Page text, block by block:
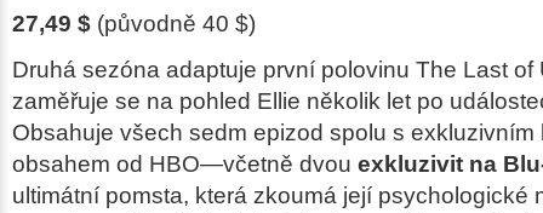
27,49 $ (původně 40 $)
Druhá sezóna adaptuje první polovinu The Last of
zaměřuje se na pohled Ellie několik let po
Obsahuje všech sedm epizod spolu s exkluzivním
obsahem od HBO—včetně dvou exkluzivit na
ultimátní pomsta, která zkoumá její psychologické